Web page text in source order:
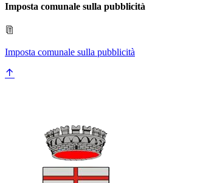
Imposta comunale sulla pubblicità
Imposta comunale sulla pubblicità